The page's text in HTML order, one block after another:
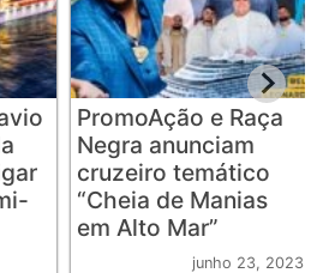
PromoAção e Raça
Negra anunciam
cruzeiro temático
“Cheia de Manias
em Alto Mar”
junho 23, 2023